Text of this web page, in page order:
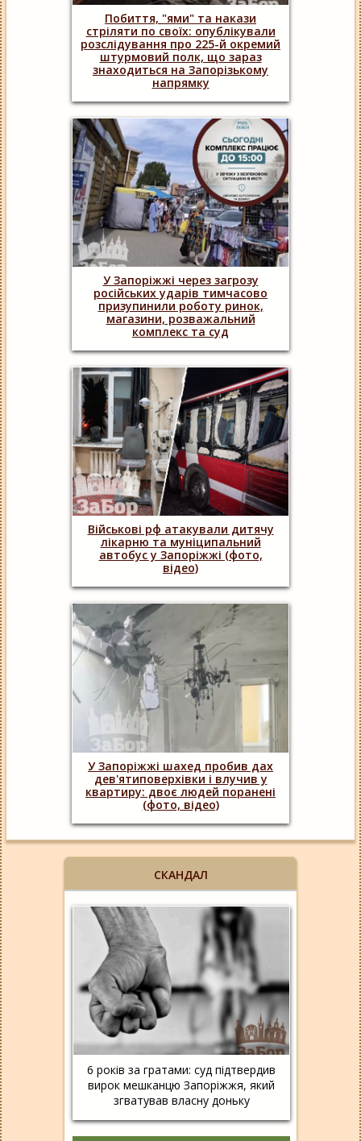
СКАНДАЛ
6 років за гратами: суд підтвердив
вирок мешканцю Запоріжжя, який
згватував власну доньку
Побиття, "ями" та накази
стріляти по своїх: опублікували
розслідування про 225-й окремий
штурмовий полк, що зараз
знаходиться на Запорізькому
напрямку
У Запоріжжі через загрозу
російських ударів тимчасово
призупинили роботу ринок,
магазини, розважальний
комплекс та суд
Військові рф атакували дитячу
лікарню та муніципальний
автобус у Запоріжжі (фото,
відео)
У Запоріжжі шахед пробив дах
дев'ятиповерхівки і влучив у
квартиру: двоє людей поранені
(фото, відео)